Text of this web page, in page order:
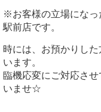
※お客様の立場になっ
駅前店です。
時には、お預かりし
います。
臨機応変にご対応さ
いませ☆